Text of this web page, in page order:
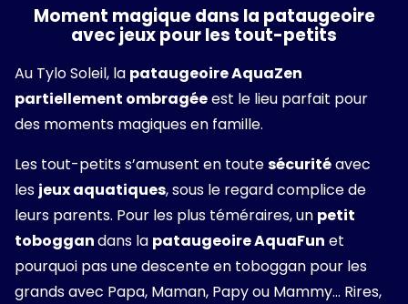
Moment magique dans la pataugeoire
avec jeux pour les tout-petits
Au Tylo Soleil, la pataugeoire AquaZen
partiellement ombragéeest le lieu parfait pour
des moments magiques en famille.
Les tout-petits s’amusent en toutesécuritéavec
les jeux aquatiques, sous le regard complice de
leurs parents. Pour les plus téméraires, un petit
toboggandans la pataugeoire AquaFun et
pourquoi pas une descente en toboggan pour les
grands avec Papa, Maman, Papy ou Mammy… Rires,